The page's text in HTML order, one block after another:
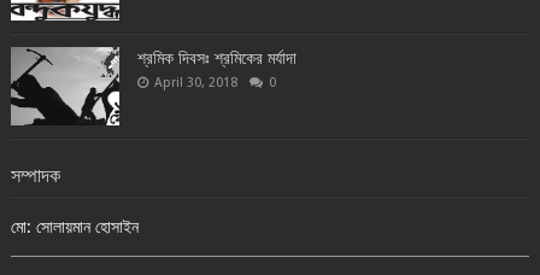
শ্রমিক দিবসঃ শ্রমিকের মর্যাদা
April 30, 2018 0
সম্পাদক
মো: সোলায়মান হোসাইন